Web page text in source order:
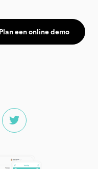
Plan een online demo